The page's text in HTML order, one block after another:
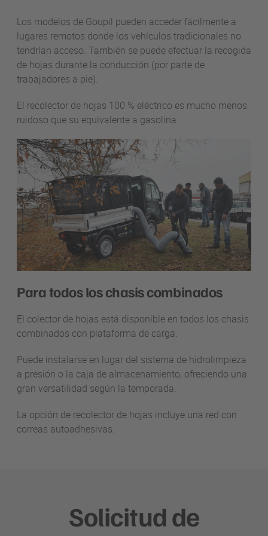
Los modelos de Goupil pueden acceder fácilmente a
lugares remotos donde los vehículos tradicionales no
tendrían acceso. También se puede efectuar la recogida
de hojas durante la conducción (por parte de
trabajadores a pie).
El recolector de hojas 100 % eléctrico es mucho menos
ruidoso que su equivalente a gasolina.
Para todos los chasis combinados
El colector de hojas está disponible en todos los chasis
combinados con plataforma de carga.
Puede instalarse en lugar del sistema de hidrolimpieza
a presión o la caja de almacenamiento, ofreciendo una
gran versatilidad según la temporada.
La opción de recolector de hojas incluye una red con
correas autoadhesivas.
Solicitud de